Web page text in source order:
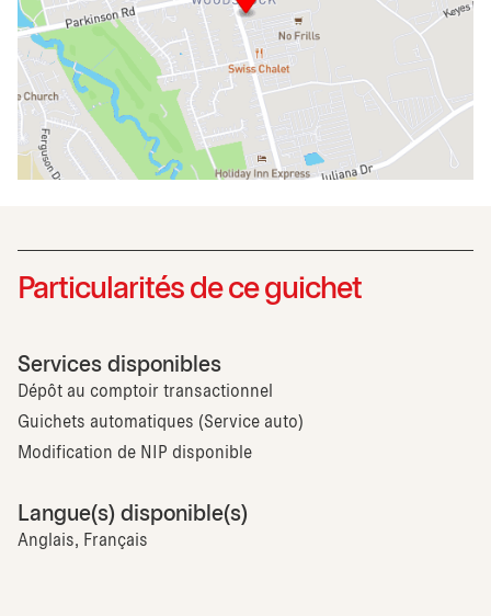
Particularités de ce guichet
Services disponibles
Dépôt au comptoir transactionnel
Guichets automatiques (Service auto)
Modification de NIP disponible
Langue(s) disponible(s)
Anglais, Français